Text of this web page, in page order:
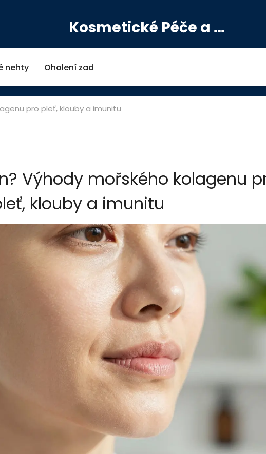
Kosmetické Péče a Výživové Doplňky
nehty Oholení zad
pro pleť, klouby a imunitu
Výhody mořského kolagenu
klouby a imunitu